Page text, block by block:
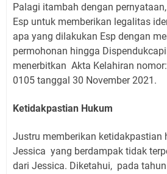
Palagi itambah dengan
Esp untuk memberikan legalitas
apa yang dilakukan Esp dengan
permohonan hingga
menerbitkan Akta Kelahiran
0105 tanggal 30 November 2021.
Ketidakpastian Hukum
Justru memberikan ketidakpastian
Jessica yang berdampak tidak
dari Jessica. Diketahui, pada